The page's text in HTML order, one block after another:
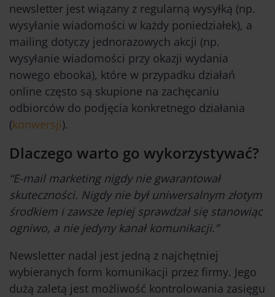
newsletter jest wiązany z regularną wysyłką (np.
wysyłanie wiadomości w każdy poniedziałek), a
mailing dotyczy jednorazowych akcji (np.
wysyłanie wiadomości przy okazji wydania
nowego ebooka), które w przypadku działań
online często są skupione na zachęcaniu
odbiorców do podjęcia konkretnego działania
(konwersji).
Dlaczego warto go wykorzystywać?
“E-mail marketing nigdy nie gwarantował
skuteczności. Nigdy nie był uniwersalnym złotym
środkiem i zawsze lepiej sprawdzał się stanowiąc
ogniwo, a nie jedyny kanał komunikacji.”
Newsletter nadal jest jedną z najchętniej
wybieranych form komunikacji przez firmy. Jego
dużą zaletą jest możliwość kontrolowania zasięgu